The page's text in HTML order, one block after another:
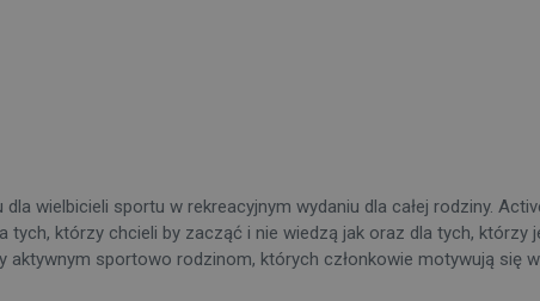
dla wielbicieli sportu w rekreacyjnym wydaniu dla całej rodziny.
tych, którzy chcieli by zacząć i nie wiedzą jak oraz dla tych,
sportowo rodzinom, których członkowie motywują się